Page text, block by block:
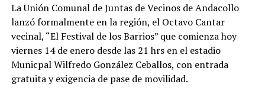
La Unión Comunal de Juntas de Vecinos de Andacollo
lanzó formalmente en la región, el Octavo Cantar
vecinal, “El Festival de los Barrios” que comienza hoy
viernes 14 de enero desde las 21 hrs en el estadio
Municpal Wilfredo González Ceballos, con entrada
gratuita y exigencia de pase de movilidad.